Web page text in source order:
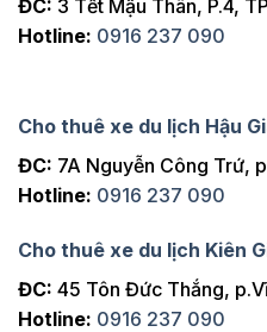
ĐC: 3 Tết Mậu Thân, P.4,
Hotline: 0916 237 090
Cho thuê xe du lịch Hậu
ĐC: 7A Nguyễn Công Trứ,
Hotline: 0916 237 090
Cho thuê xe du lịch Kiên
ĐC: 45 Tôn Đức Thắng,
Hotline: 0916 237 090